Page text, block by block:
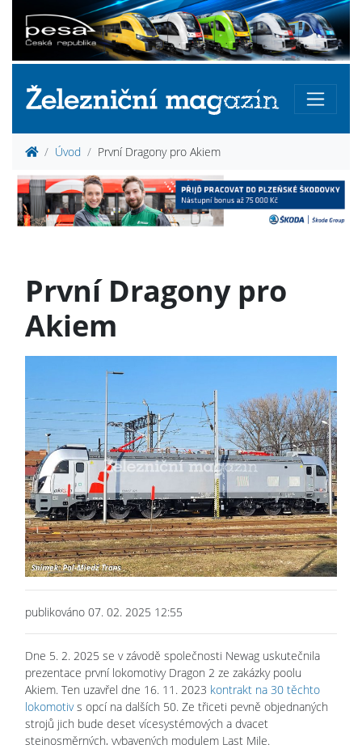
Úvod První Dragony pro Akiem
První Dragony pro
Akiem
publikováno 07. 02. 2025 12:55
Dne 5. 2. 2025 se v závodě společnosti Newag uskutečnila
prezentace první lokomotivy Dragon 2 ze zakázky poolu
Akiem. Ten uzavřel dne 16. 11. 2023 kontrakt na 30 těchto
lokomotivs opcí na dalších 50. Ze třiceti pevně objednaných
strojů jich bude deset vícesystémových a dvacet
stejnosměrných, vybavených modulem Last Mile.